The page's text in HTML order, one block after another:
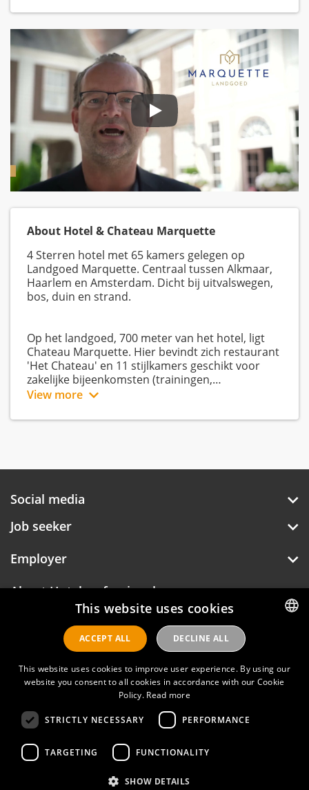
About Hotel & Chateau Marquette
4 Sterren hotel met 65 kamers gelegen op
Landgoed Marquette. Centraal tussen Alkmaar,
Haarlem en Amsterdam. Dicht bij uitvalswegen,
bos, duin en strand.
Op het landgoed, 700 meter van het hotel, ligt
Chateau Marquette. Hier bevindt zich restaurant
'Het Chateau' en 11 stijlkamers geschikt voor
zakelijke bijeenkomsten (trainingen,
vergaderingen, conferenties, jubilea, etc). Voor
voltrekken van het huwelijk, receptie, diner en
Chateau Marquette biedt ook een brede
culturele agenda zoals Marquette Classique, het
kasteelconcert en Not Just Jazz.
View more
Social media
Job seeker
Employer
About Hotelprofessionals
Hotelprofessionals
Privacy policy
Contact
ENGLISH
This website uses cookies
This website uses cookies to improve user experience. By using our
website you consent to all cookies in accordance with our Cookie
Policy. Read more
STRICTLY NECESSARY PERFORMANCE
TARGETING FUNCTIONALITY
ACCEPT ALL DECLINE ALL
SHOW DETAILS